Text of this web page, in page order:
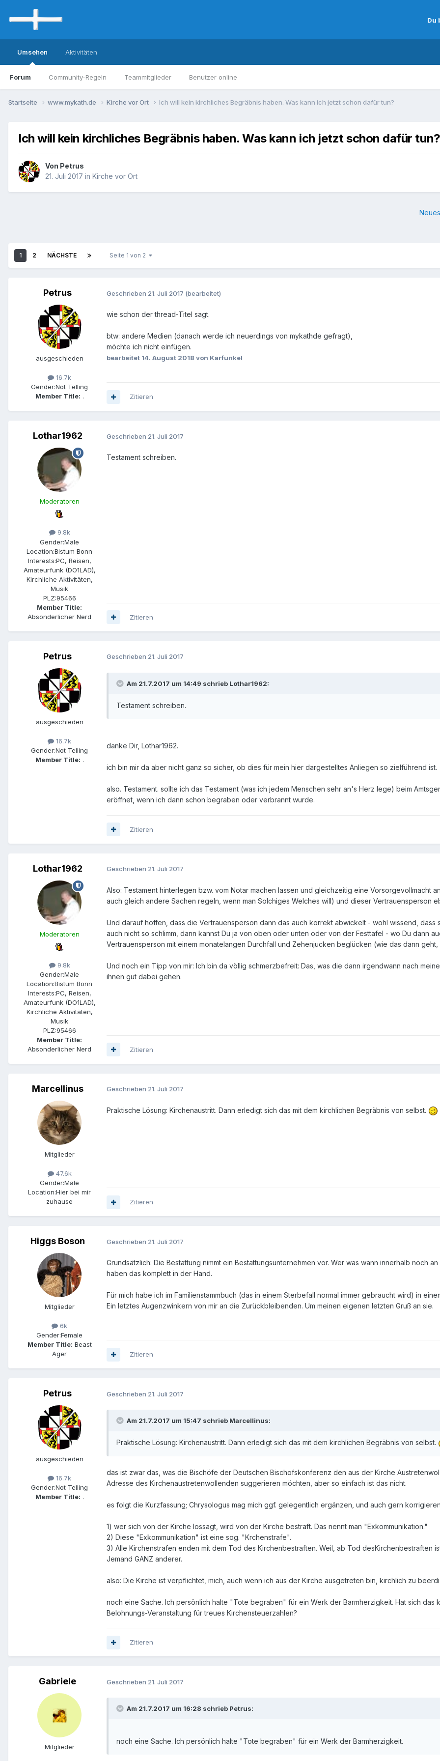
Du
Umsehen
Forum Community-Regeln Teammitglieder Benutzer online
Aktivitäten
Startseite www.mykath.de Kirche vor Ort Ich will kein kirchliches Begräbnis haben. Was kann ich jetzt schon dafür tun?
Ich will kein kirchliches Begräbnis haben. Was kann ich jetzt schon dafür tun?
Von Petrus
21. Juli 2017 in Kirche vor Ort
1 2 NÄCHSTE Seite 1 von 2
Petrus
ausgeschieden
16.7k
Gender:Not Telling
Member Title: .
Geschrieben 21. Juli 2017 (bearbeitet)
wie schon der thread-Titel sagt.
btw: andere Medien (danach werde ich neuerdings von mykathde gefragt),
möchte ich nicht einfügen.
bearbeitet 14. August 2018 von Karfunkel
Zitieren
Lothar1962
Moderatoren
9.8k
Gender:Male
Location:Bistum Bonn
Interests:PC, Reisen,
Amateurfunk (DO1LAD),
Kirchliche Aktivitäten,
Musik
PLZ:95466
Member Title:
Absonderlicher Nerd
Geschrieben 21. Juli 2017
Testament schreiben.
Zitieren
Petrus
ausgeschieden
16.7k
Gender:Not Telling
Member Title: .
Geschrieben 21. Juli 2017
Am 21.7.2017 um 14:49 schrieb Lothar1962:
Testament schreiben.
danke Dir, Lothar1962.
ich bin mir da aber nicht ganz so sicher, ob dies für mein hier dargestelltes Anliegen so zielführend ist.
also. Testament. sollte ich das Testament (was ich jedem Menschen sehr an's Herz lege) beim
eröffnet, wenn ich dann schon begraben oder verbrannt wurde.
Zitieren
Lothar1962
Moderatoren
9.8k
Gender:Male
Location:Bistum Bonn
Interests:PC, Reisen,
Amateurfunk (DO1LAD),
Kirchliche Aktivitäten,
Musik
PLZ:95466
Member Title:
Absonderlicher Nerd
Geschrieben 21. Juli 2017
Also: Testament hinterlegen bzw. vom Notar machen lassen und gleichzeitig eine Vorsorgevollmacht
auch gleich andere Sachen regeln, wenn man Solchiges Welches will) und dieser Vertrauensperson
Und darauf hoffen, dass die Vertrauensperson dann das auch korrekt abwickelt - wohl wissend,
auch nicht so schlimm, dann kannst Du ja von oben oder unten oder von der Festtafel - wo Du dann
Vertrauensperson mit einem monatelangen Durchfall und Zehenjucken beglücken (wie das dann
Und noch ein Tipp von mir: Ich bin da völlig schmerzbefreit: Das, was die dann irgendwann nach
ihnen gut dabei gehen.
Zitieren
Marcellinus
Mitglieder
47.6k
Gender:Male
Location:Hier bei mir
zuhause
Geschrieben 21. Juli 2017
Praktische Lösung: Kirchenaustritt. Dann erledigt sich das mit dem kirchlichen Begräbnis von selbst.
Zitieren
Higgs Boson
Mitglieder
6k
Gender:Female
Member Title: Beast
Ager
Geschrieben 21. Juli 2017
Grundsätzlich: Die Bestattung nimmt ein Bestattungsunternehmen vor. Wer was wann innerhalb noch
haben das komplett in der Hand.
Für mich habe ich im Familienstammbuch (das in einem Sterbefall normal immer gebraucht wird) in
Ein letztes Augenzwinkern von mir an die Zurückbleibenden. Um meinen eigenen letzten Gruß an sie.
Zitieren
Petrus
ausgeschieden
16.7k
Gender:Not Telling
Member Title: .
Geschrieben 21. Juli 2017
Am 21.7.2017 um 15:47 schrieb Marcellinus:
Praktische Lösung: Kirchenaustritt. Dann erledigt sich das mit dem kirchlichen Begräbnis von selbst.
das ist zwar das, was die Bischöfe der Deutschen Bischofskonferenz den aus der Kirche
Adresse des Kirchenaustretenwollenden suggerieren möchten, aber so einfach ist das nicht.
es folgt die Kurzfassung; Chrysologus mag mich ggf. gelegentlich ergänzen, und auch gern
1) wer sich von der Kirche lossagt, wird von der Kirche bestraft. Das nennt man "Exkommunikation."
2) Diese "Exkommunikation" ist eine sog. "Krchenstrafe".
3) Alle Kirchenstrafen enden mit dem Tod des Kirchenbestraften. Weil, ab Tod desKirchenbestraften
Jemand GANZ anderer.
also: Die Kirche ist verpflichtet, mich, auch wenn ich aus der Kirche ausgetreten bin, kirchlich zu
noch eine Sache. Ich persönlich halte "Tote begraben" für ein Werk der Barmherzigkeit. Hat sich
Belohnungs-Veranstaltung für treues Kirchensteuerzahlen?
Zitieren
Gabriele
Mitglieder
Geschrieben 21. Juli 2017
Am 21.7.2017 um 16:28 schrieb Petrus:
noch eine Sache. Ich persönlich halte "Tote begraben" für ein Werk der Barmherzigkeit.